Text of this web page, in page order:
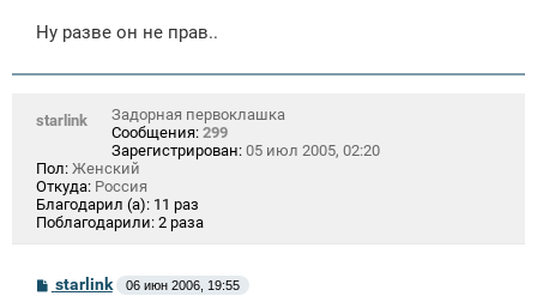
Ну разве он не прав..
starlink
Задорная первоклашка
Сообщения: 299
Зарегистрирован: 05 июл 2005, 02:20
Пол: Женский
Откуда: Россия
Благодарил (а): 11 раз
Поблагодарили: 2 раза
Сstarlink 06 июн 2006, 19:55